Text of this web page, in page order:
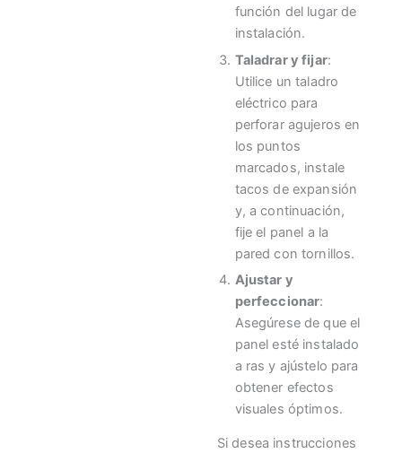
función del lugar de
instalación.
Taladrar y fijar:
Utilice un taladro
eléctrico para
perforar agujeros en
los puntos
marcados, instale
tacos de expansión
y, a continuación,
fije el panel a la
pared con tornillos.
Ajustar y
perfeccionar:
Asegúrese de que el
panel esté instalado
a ras y ajústelo para
obtener efectos
visuales óptimos.
Si desea instrucciones